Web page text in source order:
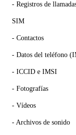
- Registros de
SIM
- Contactos
- Datos del teléfono
- ICCID e IMSI
- Fotografías
- Vídeos
- Archivos de sonido